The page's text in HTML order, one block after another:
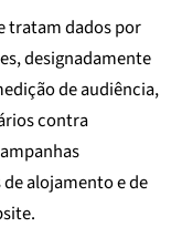
tratam dados por
designadamente
de audiência,
contra
alojamento e de